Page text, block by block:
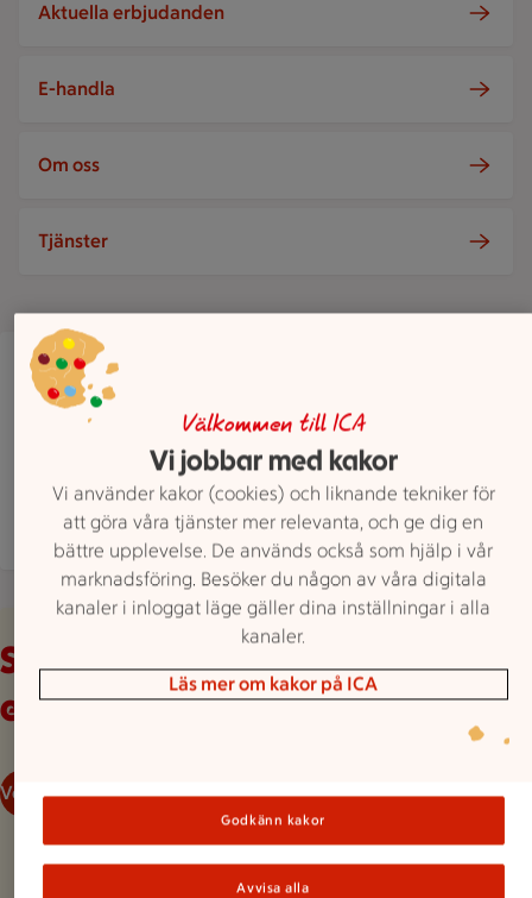
Aktuella erbjudanden
E-handla
Om oss
Tjänster
ICA Supermarket Perstorp har stängt, öppnar
StängtÖppnar 7
Hitta hit 0435 779550 Mejla butiken
Mer butiksinfo
Veckans reklamblad
Se våra aktuella
erbjudanden
Veckans reklamblad
Välkommen till ICA
Vi jobbar med kakor
Vi använder kakor (cookies) och liknande tekniker för
att göra våra tjänster mer relevanta, och ge dig en
bättre upplevelse. De används också som hjälp i vår
marknadsföring. Besöker du någon av våra digitala
kanaler i inloggat läge gäller dina inställningar i alla
kanaler.
Läs mer om kakor på ICA
Godkänn kakor
Avvisa alla